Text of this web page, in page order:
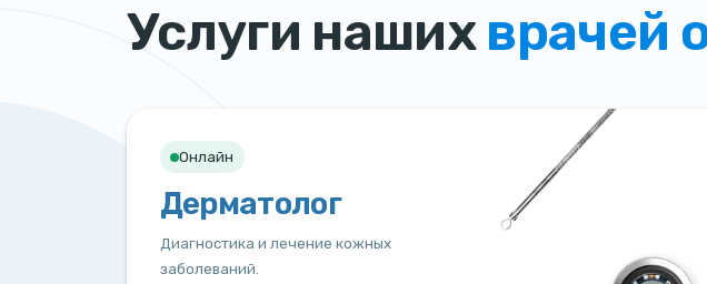
Услуги наших врачей
Онлайн
Дерматолог
Диагностика и лечение кожных
заболеваний.